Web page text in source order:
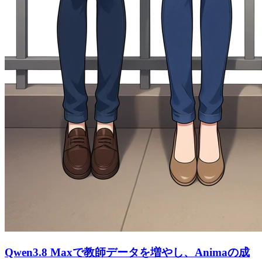
Qwen3.8 Maxで教師データを増やし、Animaの成